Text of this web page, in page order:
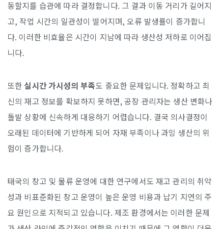
동할지를 습관에 따라 결정합니다. 그 결과 이동 거리가 길어지
고, 작업 시간의 일관성이 떨어지며, 오류 발생률이 증가합니
다. 이러한 비효율은 시간이 지남에 따라 생산성 저하로 이어집
니다.
또한실시간 가시성의 부족도 중요한 문제입니다. 정확하고 최
신의 재고 정보를 확보하지 못하면, 공장 관리자는 생산 변화나
돌발 상황에 신속하게 대응하기 어렵습니다. 결국 의사결정이
오래된 데이터에 기반하게 되어 자재 부족이나 과잉 생산의 위
험이 증가합니다.
태국의 창고 및 물류 운영에 대한 연구에서도 재고 관리의 취약
성과 비표준화된 창고 운영이 높은 운영 비용과 납기 지연의 주
요 원인으로 지적되고 있습니다. 제조 환경에서는 이러한 문제